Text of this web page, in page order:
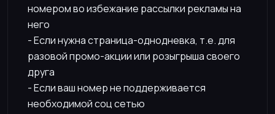
номером во избежание рассылки рекламы на
него
- Если нужна страница-однодневка, т.е. для
разовой промо-акции или розыгрыша своего
друга
- Если ваш номер не поддерживается
необходимой соц сетью